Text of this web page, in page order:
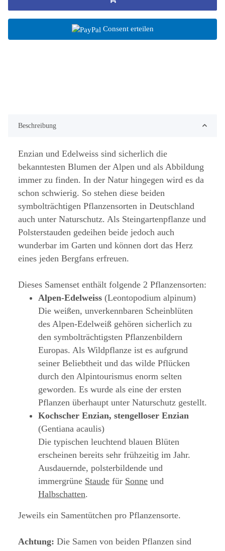
Consent erteilen
Beschreibung
Enzian und Edelweiss sind sicherlich die
bekanntesten Blumen der Alpen und als Abbildung
immer zu finden. In der Natur hingegen wird es da
schon schwierig. So stehen diese beiden
symbolträchtigen Pflanzensorten in Deutschland
auch unter Naturschutz. Als Steingartenpflanze und
Polsterstauden gedeihen beide jedoch auch
wunderbar im Garten und können dort das Herz
eines jeden Bergfans erfreuen.
Dieses Samenset enthält folgende 2 Pflanzensorten:
Alpen-Edelweiss (Leontopodium alpinum)
Die weißen, unverkennbaren Scheinblüten
des Alpen-Edelweiß gehören sicherlich zu
den symbolträchtigsten Pflanzenbildern
Europas. Als Wildpflanze ist es aufgrund
seiner Beliebtheit und das wilde Pflücken
durch den Alpintourismus enorm selten
geworden. Es wurde als eine der ersten
Pflanzen überhaupt unter Naturschutz gestellt.
Kochscher Enzian, stengelloser Enzian
(Gentiana acaulis)
Die typischen leuchtend blauen Blüten
erscheinen bereits sehr frühzeitig im Jahr.
Ausdauernde, polsterbildende und
immergrüne Staude für Sonne und
Halbschatten.
Jeweils ein Samentütchen pro Pflanzensorte.
Achtung: Die Samen von beiden Pflanzen sind